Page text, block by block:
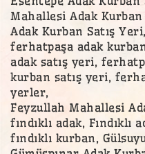
Mahallesi Adak
Adak Kurban Satış
ferhatpaşa adak
adak satış yeri,
kurban satış yeri,
yerler,
Feyzullah Mahallesi
fındıklı adak, Fındıklı
fındıklı kurban,